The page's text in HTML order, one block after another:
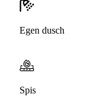
Egen dusch
Spis